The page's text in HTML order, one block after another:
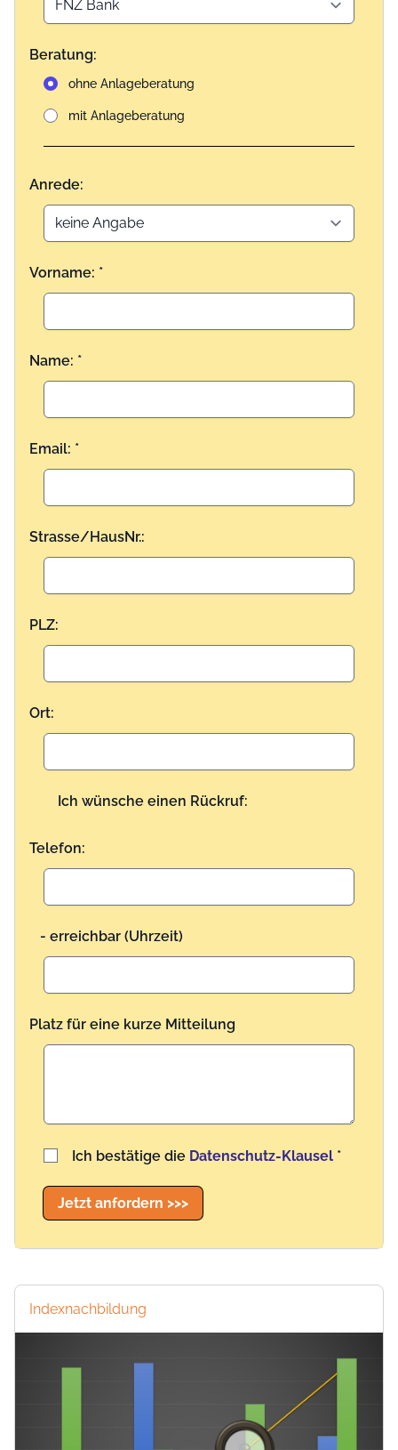
Beratung:
ohne Anlageberatung
mit Anlageberatung
Anrede:
Vorname: *
Name: *
Email: *
Strasse/HausNr.:
PLZ:
Ort:
Ich wünsche einen Rückruf:
Telefon:
- erreichbar (Uhrzeit)
Platz für eine kurze Mitteilung
Benutzername
Ich bestätige die Datenschutz-Klausel *
Jetzt anfordern >>>
Indexnachbildung